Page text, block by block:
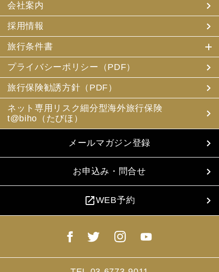
会社案内
採用情報
旅行条件書
プライバシーポリシー（PDF）
旅行保険勧誘方針（PDF）
ネット専用リスク細分型海外旅行保険
t@biho（たびほ）
メールマガジン登録
お申込み・問合せ
open_in_newWEB予約